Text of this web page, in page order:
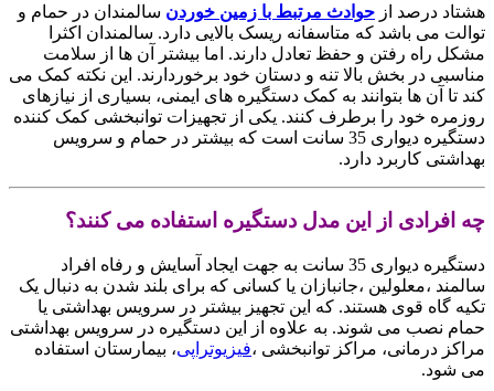
هشتاد درصد از حوادث مرتبط با زمین خوردن سالمندان در حمام و
توالت می باشد که متاسفانه ریسک بالایی دارد. سالمندان اکثرا
مشکل راه رفتن و حفظ تعادل دارند. اما بیشتر آن ها از سلامت
مناسبی در بخش بالا تنه و دستان خود برخوردارند. این نکته کمک می
کند تا آن ها بتوانند به کمک دستگیره های ایمنی، بسیاری از نیازهای
روزمره خود را برطرف کنند. یکی از تجهیزات توانبخشی کمک کننده
دستگیره دیواری 35 سانت است که بیشتر در حمام و سرویس
بهداشتی کاربرد دارد.
چه افرادی از این مدل دستگیره استفاده می کنند؟
دستگیره دیواری 35 سانت به جهت ایجاد آسایش و رفاه افراد
سالمند ،معلولین ،جانبازان یا کسانی که برای بلند شدن به دنبال یک
تکیه گاه قوی هستند. که این تجهیز بیشتر در سرویس بهداشتی یا
حمام نصب می شوند. به علاوه از این دستگیره در سرویس بهداشتی
مراکز درمانی، مراکز توانبخشی ،فیزیوتراپی، بیمارستان استفاده
می شود.